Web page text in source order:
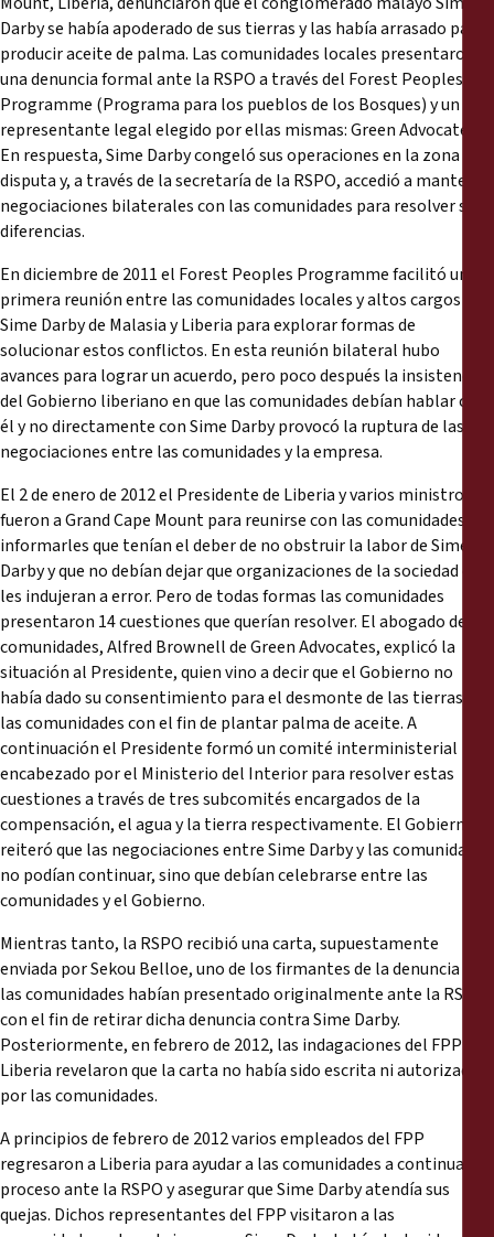
Darby se había apoderado de sus tierras y las había arrasado para
producir aceite de palma. Las comunidades locales presentaron
una denuncia formal ante la RSPO a través del Forest Peoples
Programme (Programa para los pueblos de los Bosques) y un
representante legal elegido por ellas mismas: Green Advocates.
En respuesta, Sime Darby congeló sus operaciones en la zona en
disputa y, a través de la secretaría de la RSPO, accedió a mantener
negociaciones bilaterales con las comunidades para resolver sus
diferencias.
En diciembre de 2011 el Forest Peoples Programme facilitó una
primera reunión entre las comunidades locales y altos cargos de
Sime Darby de Malasia y Liberia para explorar formas de
solucionar estos conflictos. En esta reunión bilateral hubo
avances para lograr un acuerdo, pero poco después la insistencia
del Gobierno liberiano en que las comunidades debían hablar con
él y no directamente con Sime Darby provocó la ruptura de las
negociaciones entre las comunidades y la empresa.
El 2 de enero de 2012 el Presidente de Liberia y varios ministros
fueron a Grand Cape Mount para reunirse con las comunidades e
informarles que tenían el deber de no obstruir la labor de Sime
Darby y que no debían dejar que organizaciones de la sociedad civil
les indujeran a error. Pero de todas formas las comunidades
presentaron 14 cuestiones que querían resolver. El abogado de las
comunidades, Alfred Brownell de Green Advocates, explicó la
situación al Presidente, quien vino a decir que el Gobierno no
había dado su consentimiento para el desmonte de las tierras de
las comunidades con el fin de plantar palma de aceite. A
continuación el Presidente formó un comité interministerial
encabezado por el Ministerio del Interior para resolver estas
cuestiones a través de tres subcomités encargados de la
compensación, el agua y la tierra respectivamente. El Gobierno
reiteró que las negociaciones entre Sime Darby y las comunidades
no podían continuar, sino que debían celebrarse entre las
comunidades y el Gobierno.
Mientras tanto, la RSPO recibió una carta, supuestamente
enviada por Sekou Belloe, uno de los firmantes de la denuncia que
las comunidades habían presentado originalmente ante la RSPO,
con el fin de retirar dicha denuncia contra Sime Darby.
Posteriormente, en febrero de 2012, las indagaciones del FPP en
Liberia revelaron que la carta no había sido escrita ni autorizada
por las comunidades.
A principios de febrero de 2012 varios empleados del FPP
regresaron a Liberia para ayudar a las comunidades a continuar el
proceso ante la RSPO y asegurar que Sime Darby atendía sus
quejas. Dichos representantes del FPP visitaron a las